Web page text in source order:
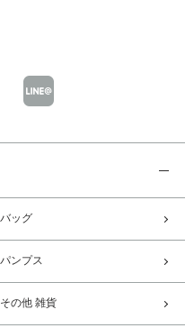
バッグ
パンプス
その他 雑貨